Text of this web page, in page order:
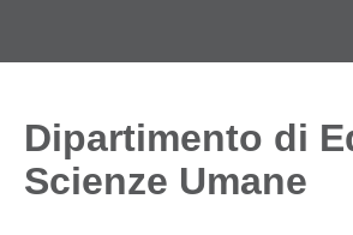
Dipartimento di
Scienze Umane